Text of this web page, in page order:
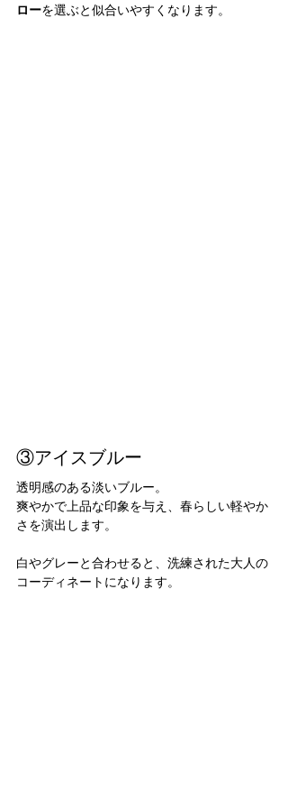
ローを選ぶと似合いやすくなります。
③アイスブルー
透明感のある淡いブルー。
爽やかで上品な印象を与え、春らしい軽やか
さを演出します。
白やグレーと合わせると、洗練された大人の
コーディネートになります。